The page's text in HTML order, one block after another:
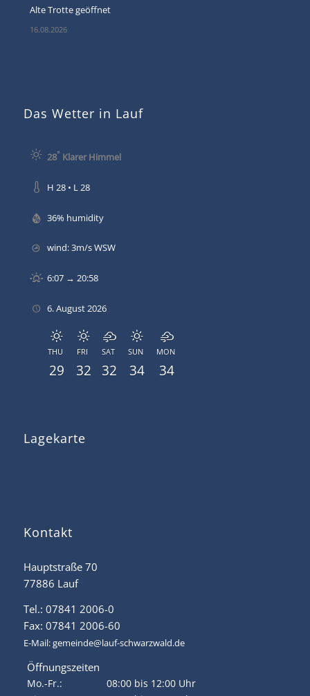
Alte Trotte geöffnet
16.08.2026
Das Wetter in Lauf
28° Klarer Himmel
H 28 • L 28
36% humidity
wind: 3m/s WSW
6:07 → 20:58
6. August 2026
THU
29
FRI
32
SAT
32
SUN
34
MON
34
Lagekarte
Kontakt
Hauptstraße 70
77886 Lauf
Tel.: 07841 2006-0
Fax: 07841 2006-60
E-Mail:gemeinde@lauf-schwarzwald.de
Öffnungszeiten
Mo.-Fr.:
08:00 bis 12:00 Uhr